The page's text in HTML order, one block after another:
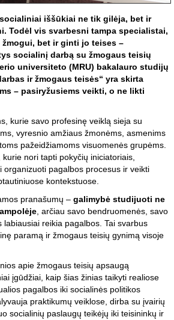
iššūkiai ne tik gilėja, bet ir
Todėl vis svarbesni tampa specialistai,
bet ir ginti jo teises –
socialinį darbą su žmogaus teisių
universiteto (MRU) bakalauro studijų
ir žmogaus teisės“ yra skirta
– pasiryžusiems veikti, o ne likti
kurie savo profesinę veiklą sieja su
vyresnio amžiaus žmonėms, asmenims
pažeidžiamoms visuomenės grupėms.
nori tapti pokyčių iniciatoriais,
organizuoti pagalbos procesus ir veikti
kontekstuose.
pranašumų – galimybė studijuoti ne
, arčiau savo bendruomenės, savo
labiausiai reikia pagalbos. Tai svarbus
paramą ir žmogaus teisių gynimą visoje
apie žmogaus teisių apsaugą
įgūdžiai, kaip šias žinias taikyti realiose
pagalbos iki socialinės politikos
praktikumų veiklose, dirba su įvairių
socialinių paslaugų teikėjų iki teisininkų ir